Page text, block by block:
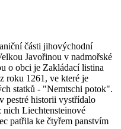
části jihovýchodní
Javořinou v nadmořské
o obci je Zakládací listina
roku 1261, ve které je
statků - "Nemtschi potok".
pestré historii vystřídalo
Liechtensteinové
patřila ke čtyřem panstvím